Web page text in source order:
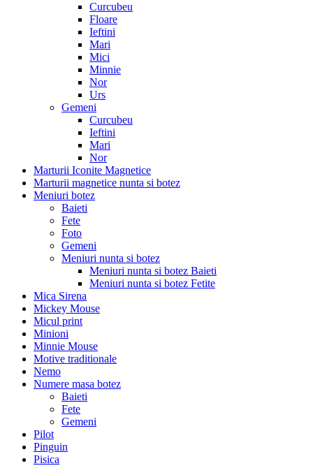
Curcubeu
Floare
Ieftini
Mari
Mici
Minnie
Nor
Urs
Gemeni
Curcubeu
Ieftini
Mari
Nor
Marturii Iconite Magnetice
Marturii magnetice nunta si botez
Meniuri botez
Baieti
Fete
Foto
Gemeni
Meniuri nunta si botez
Meniuri nunta si botez Baieti
Meniuri nunta si botez Fetite
Mica Sirena
Mickey Mouse
Micul print
Minioni
Minnie Mouse
Motive traditionale
Nemo
Numere masa botez
Baieti
Fete
Gemeni
Pilot
Pinguin
Pisica